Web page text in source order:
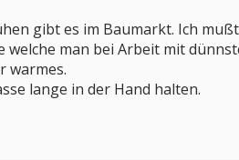
gibt es im Baumarkt. Ich
welche man bei Arbeit mit
warmes.
lange in der Hand halten.